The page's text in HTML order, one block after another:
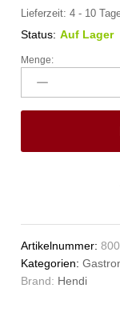
Lieferzeit:4 - 10
Status: Auf Lager
Gastronorm-
Behälter
1/3,
HENDI,
Line,
Anzahl
Menge:
Artikelnummer:
Kategorien:
Brand: Hendi